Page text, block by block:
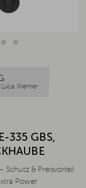
Werner
335 GBS,
Schutz & Preisvorteil
Power